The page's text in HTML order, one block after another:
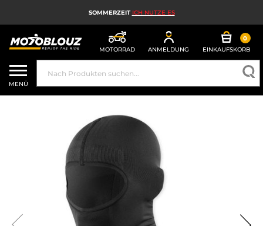
SOMMERZEIT ICH NUTZE ES
MOTORRAD ANMELDUNG
0
EINKAUFSKORB
MOTORRADHELM
MOTORRADAUSRÜSTUNG FÜR HERREN
MOTORRADAUSRÜSTUNG FÜR DAMEN
MX, ENDURO UND TRAIL
HIGH-TECH-MOTORRAD
MOTORRADTEILE UND WERKZEUGE
MENÜ